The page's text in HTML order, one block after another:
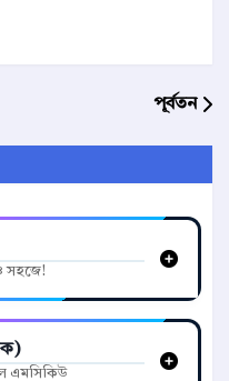
পূর্বতন
সহজে!
এমসিকিউ